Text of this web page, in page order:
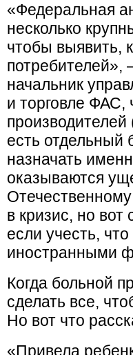
«Федеральная
несколько
чтобы выявить,
начальник
и торговле ФАС,
есть отдельный
назначать
оказываются
в кризис, но вот
если учесть,
иностранными
Когда больной
сделать все,
Но вот что
«Привела